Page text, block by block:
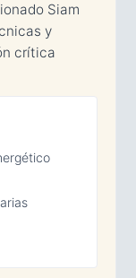
Siam
y
crítica